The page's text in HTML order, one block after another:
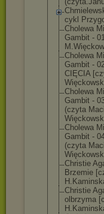
cykl
Cholewa
Gambit -
Cholewa
Gambit -
CIĘCIA
Cholewa
Gambit -
(czyta
Cholewa
Gambit -
(czyta
Christie
Brzemie
Christie
olbrzyma